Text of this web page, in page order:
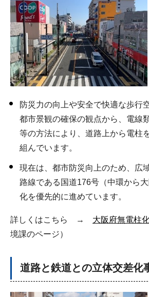
防災力の向上や安全で快適な歩行
都市景観の確保の観点から、電線
等の方法により、道路上から電柱
組んでいます。
現在は、都市防災向上のため、広
路線である国道176号（中環から
化を優先的に進めています。
詳しくはこちら → 大阪府無電柱
境課のページ）
道路と鉄道との立体交差化